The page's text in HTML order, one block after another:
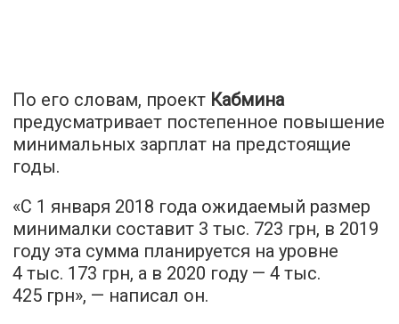
По его словам, проект Кабмина
предусматривает постепенное повышение
минимальных зарплат на предстоящие
годы.
«С 1 января 2018 года ожидаемый размер
минималки составит 3 тыс. 723 грн, в 2019
году эта сумма планируется на уровне
4 тыс. 173 грн, а в 2020 году — 4 тыс.
425 грн», — написал он.